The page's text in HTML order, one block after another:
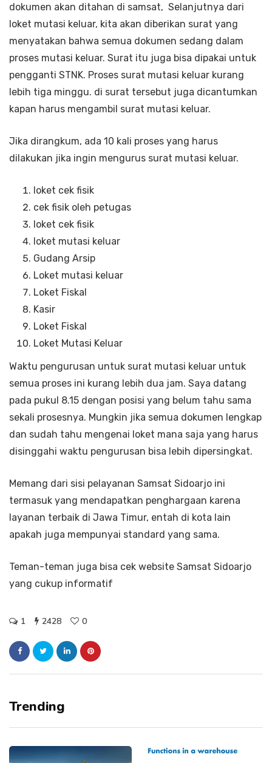
dokumen akan ditahan di samsat, Selanjutnya dari
loket mutasi keluar, kita akan diberikan surat yang
menyatakan bahwa semua dokumen sedang dalam
proses mutasi keluar. Surat itu juga bisa dipakai untuk
pengganti STNK. Proses surat mutasi keluar kurang
lebih tiga minggu. di surat tersebut juga dicantumkan
kapan harus mengambil surat mutasi keluar.
Jika dirangkum, ada 10 kali proses yang harus
dilakukan jika ingin mengurus surat mutasi keluar.
loket cek fisik
cek fisik oleh petugas
loket cek fisik
loket mutasi keluar
Gudang Arsip
Loket mutasi keluar
Loket Fiskal
Kasir
Loket Fiskal
Loket Mutasi Keluar
Waktu pengurusan untuk surat mutasi keluar untuk
semua proses ini kurang lebih dua jam. Saya datang
pada pukul 8.15 dengan posisi yang belum tahu sama
sekali prosesnya. Mungkin jika semua dokumen lengkap
dan sudah tahu mengenai loket mana saja yang harus
disinggahi waktu pengurusan bisa lebih dipersingkat.
Memang dari sisi pelayanan Samsat Sidoarjo ini
termasuk yang mendapatkan penghargaan karena
layanan terbaik di Jawa Timur, entah di kota lain
apakah juga mempunyai standard yang sama.
Teman-teman juga bisa cek website Samsat Sidoarjo
yang cukup informatif
1 2428 0
Trending